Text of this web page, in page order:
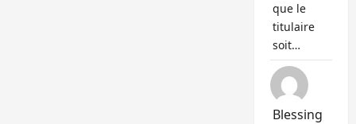
que le
titulaire
soit…
Blessing